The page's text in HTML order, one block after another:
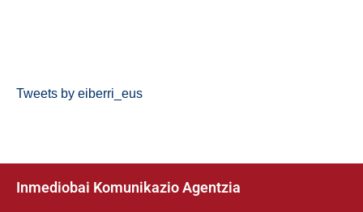
Tweets by eiberri_eus
Inmediobai Komunikazio Agentzia